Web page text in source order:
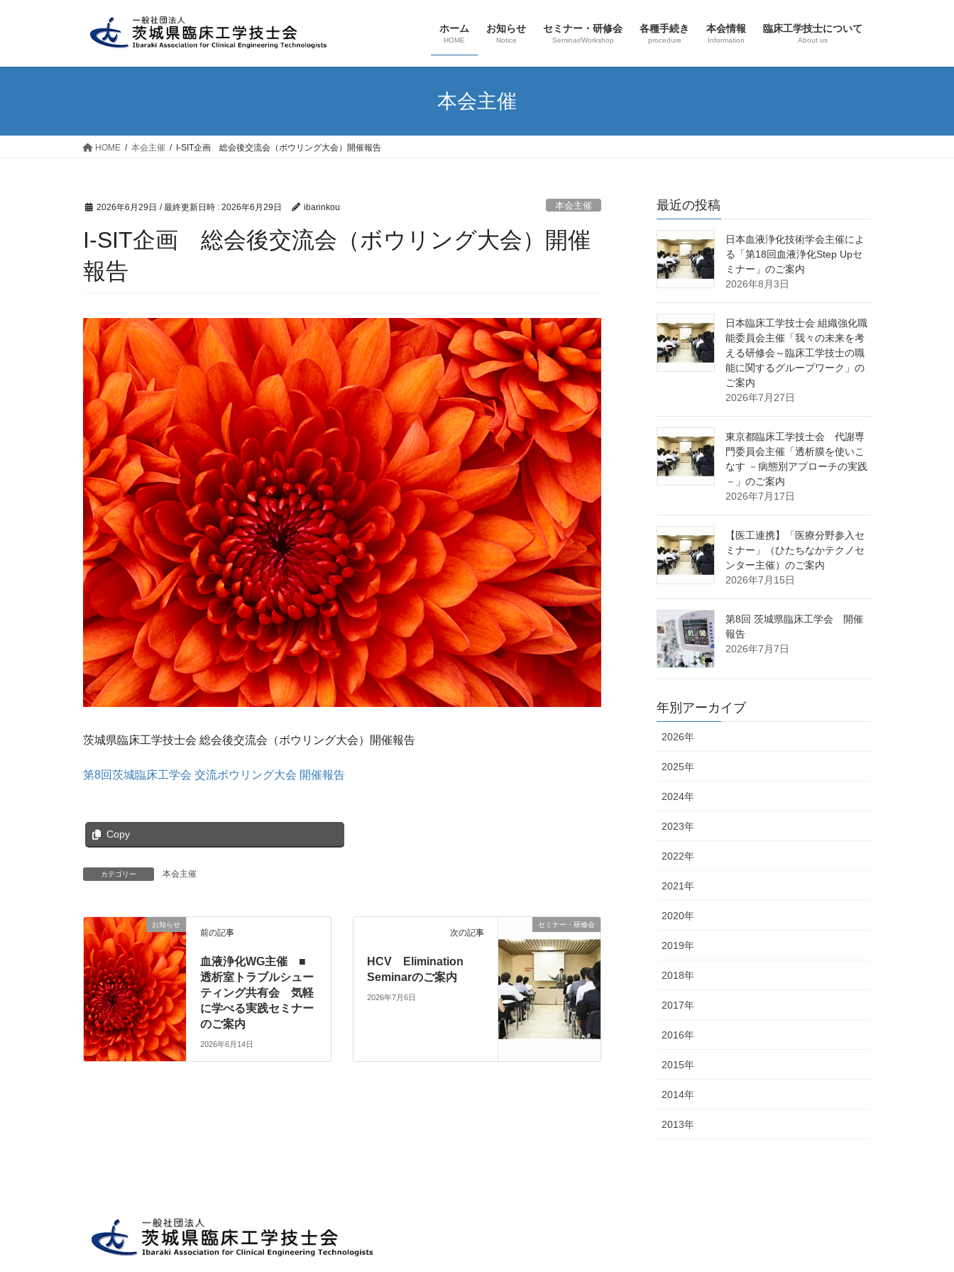
ホーム
HOME
お知らせ
Notice
セミナー・研修会
Seminar/Workshop
各種手続き
procedure
本会情報
Information
臨床工学技士について
About us
本会主催
HOME 本会主催 I-SIT企画 総会後交流会（ボウリング大会）開催報告
2026年6月29日 / 最終更新日時 : 2026年6月29日 ibarinkou 本会主催
I-SIT企画 総会後交流会（ボウリング大会）開催
報告
茨城県臨床工学技士会 総会後交流会（ボウリング大会）開催報告
第8回茨城臨床工学会 交流ボウリング大会 開催報告
Copy
カテゴリー 本会主催
お知らせ
前の記事
血液浄化WG主催 ■
透析室トラブルシュー
ティング共有会 気軽
に学べる実践セミナー
のご案内
2026年6月14日
セミナー・研修会
次の記事
HCV Elimination
Seminarのご案内
2026年7月6日
最近の投稿
日本血液浄化技術学会主催によ
る「第18回血液浄化Step Upセ
ミナー」のご案内
2026年8月3日
日本臨床工学技士会 組織強化職
能委員会主催「我々の未来を考
える研修会～臨床工学技士の職
能に関するグループワーク」の
ご案内
2026年7月27日
東京都臨床工学技士会 代謝専
門委員会主催「透析膜を使いこ
なす －病態別アプローチの実践
－」のご案内
2026年7月17日
【医工連携】「医療分野参入セ
ミナー」（ひたちなかテクノセ
ンター主催）のご案内
2026年7月15日
第8回 茨城県臨床工学会 開催
報告
2026年7月7日
年別アーカイブ
2026年
2025年
2024年
2023年
2022年
2021年
2020年
2019年
2018年
2017年
2016年
2015年
2014年
2013年